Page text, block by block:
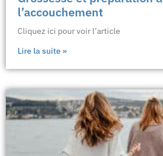
l’accouchement
Cliquez ici pour voir l’article
Lire la suite »